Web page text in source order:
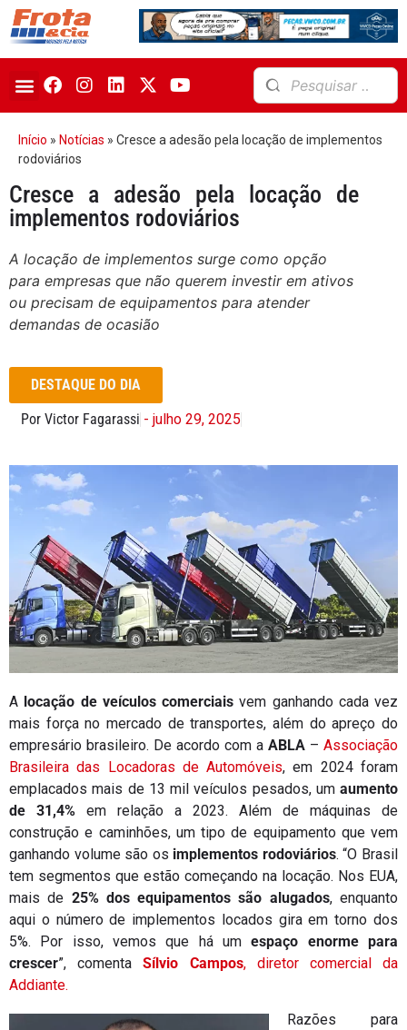
Início » Notícias » Cresce a adesão pela locação de implementos
rodoviários
Cresce a adesão pela locação de
implementos rodoviários
A locação de implementos surge como opção
para empresas que não querem investir em ativos
ou precisam de equipamentos para atender
demandas de ocasião
DESTAQUE DO DIA
Por Victor Fagarassi - julho 29, 2025
A locação de veículos comerciais vem ganhando cada vez
mais força no mercado de transportes, além do apreço do
empresário brasileiro. De acordo com a ABLA – Associação
Brasileira das Locadoras de Automóveis, em 2024 foram
emplacados mais de 13 mil veículos pesados, um aumento
de 31,4% em relação a 2023. Além de máquinas de
construção e caminhões, um tipo de equipamento que vem
ganhando volume são os implementos rodoviários. “O Brasil
tem segmentos que estão começando na locação. Nos EUA,
mais de 25% dos equipamentos são alugados, enquanto
aqui o número de implementos locados gira em torno dos
5%. Por isso, vemos que há umespaço enorme para
crescer”, comentaSílvio Campos, diretor comercial da
Addiante.
Razões para